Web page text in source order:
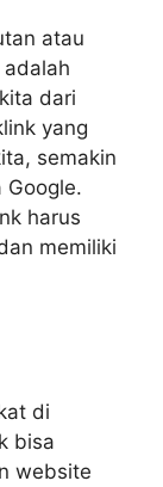
atau
dari
yang
semakin
harus
memiliki
di
bisa
website